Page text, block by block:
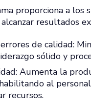
proporciona a los
resultados
de calidad:
sólido y
Aumenta la
al
recursos.